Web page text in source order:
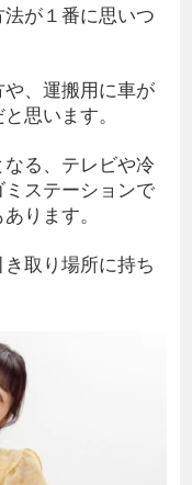
法が１番に思いつ
、運搬用に車が
思います。
る、テレビや冷
ステーションで
ります。
取り場所に持ち